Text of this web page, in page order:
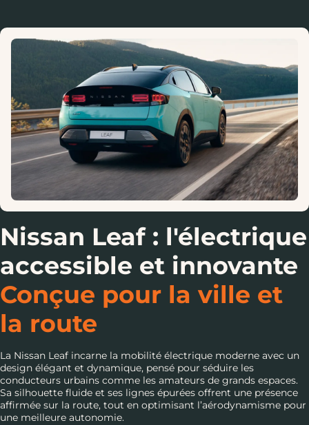
Nissan Leaf : l'électrique
accessible et innovante
Conçue pour la ville et
la route
La Nissan Leaf incarne la mobilité électrique moderne avec un
design élégant et dynamique, pensé pour séduire les
conducteurs urbains comme les amateurs de grands espaces.
Sa silhouette fluide et ses lignes épurées offrent une présence
affirmée sur la route, tout en optimisant l’aérodynamisme pour
une meilleure autonomie.